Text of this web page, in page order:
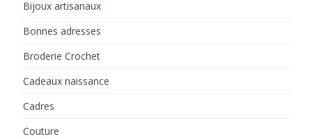
Bijoux artisanaux
Bonnes adresses
Broderie Crochet
Cadeaux naissance
Cadres
Couture